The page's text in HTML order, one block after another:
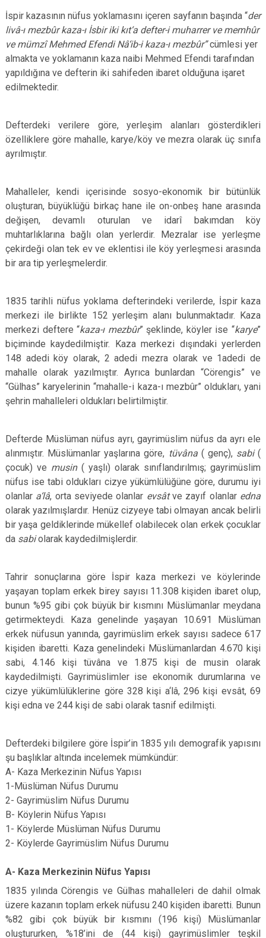
İspir kazasının nüfus yoklamasını içeren sayfanın başında “der
livâ-ı mezbûr kaza-ı İsbir iki kıt‘a defter-i muharrer ve memhûr
ve mümzî Mehmed Efendi Nâ‘ib-i kaza-ı mezbûr”cümlesi yer
almakta ve yoklamanın kaza naibi Mehmed Efendi tarafından
yapıldığına ve defterin iki sahifeden ibaret olduğuna işaret
edilmektedir.
Defterdeki verilere göre, yerleşim alanları gösterdikleri
özelliklere göre mahalle, karye/köy ve mezra olarak üç sınıfa
ayrılmıştır.
Mahalleler, kendi içerisinde sosyo-ekonomik bir bütünlük
oluşturan, büyüklüğü birkaç hane ile on-onbeş hane arasında
değişen, devamlı oturulan ve idarî bakımdan köy
muhtarlıklarına bağlı olan yerlerdir. Mezralar ise yerleşme
çekirdeği olan tek ev ve eklentisi ile köy yerleşmesi arasında
bir ara tip yerleşmelerdir.
1835 tarihli nüfus yoklama defterindeki verilerde, İspir kaza
merkezi ile birlikte 152 yerleşim alanı bulunmaktadır. Kaza
merkezi deftere “kaza-ı mezbûr” şeklinde, köyler ise “karye”
biçiminde kaydedilmiştir. Kaza merkezi dışındaki yerlerden
148 adedi köy olarak, 2 adedi mezra olarak ve 1adedi de
mahalle olarak yazılmıştır. Ayrıca bunlardan “Cörengis” ve
“Gülhas” karyelerinin “mahalle-i kaza-ı mezbûr” oldukları, yani
şehrin mahalleleri oldukları belirtilmiştir.
Defterde Müslüman nüfus ayrı, gayrimüslim nüfus da ayrı ele
alınmıştır. Müslümanlar yaşlarına göre, tüvâna ( genç), sabi (
çocuk) ve musin ( yaşlı) olarak sınıflandırılmış; gayrimüslim
nüfus ise tabi oldukları cizye yükümlülüğüne göre, durumu iyi
olanlar a‘lâ, orta seviyede olanlar evsâtve zayıf olanlar edna
olarak yazılmışlardır. Henüz cizyeye tabi olmayan ancak belirli
bir yaşa geldiklerinde mükellef olabilecek olan erkek çocuklar
da sabiolarak kaydedilmişlerdir.
Tahrir sonuçlarına göre İspir kaza merkezi ve köylerinde
yaşayan toplam erkek birey sayısı 11.308 kişiden ibaret olup,
bunun %95 gibi çok büyük bir kısmını Müslümanlar meydana
getirmekteydi. Kaza genelinde yaşayan 10.691 Müslüman
erkek nüfusun yanında, gayrimüslim erkek sayısı sadece 617
kişiden ibaretti. Kaza genelindeki Müslümanlardan 4.670 kişi
sabi, 4.146 kişi tüvâna ve 1.875 kişi de musin olarak
kaydedilmişti. Gayrimüslimler ise ekonomik durumlarına ve
cizye yükümlülüklerine göre 328 kişi a‘lâ, 296 kişi evsât, 69
kişi edna ve 244 kişi de sabi olarak tasnif edilmişti.
Defterdeki bilgilere göre İspir’in 1835 yılı demografik yapısını
şu başlıklar altında incelemek mümkündür:
A- Kaza Merkezinin Nüfus Yapısı
1-Müslüman Nüfus Durumu
2- Gayrimüslim Nüfus Durumu
B- Köylerin Nüfus Yapısı
1- Köylerde Müslüman Nüfus Durumu
2- Köylerde Gayrimüslim Nüfus Durumu
A- Kaza Merkezinin Nüfus Yapısı
1835 yılında Cörengis ve Gülhas mahalleleri de dahil olmak
üzere kazanın toplam erkek nüfusu 240 kişiden ibaretti. Bunun
%82 gibi çok büyük bir kısmını (196 kişi) Müslümanlar
oluştururken, %18’ini de (44 kişi) gayrimüslimler teşkil